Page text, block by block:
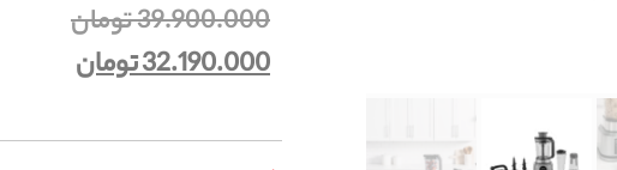
39.900.000تومان
32.190.000تومان